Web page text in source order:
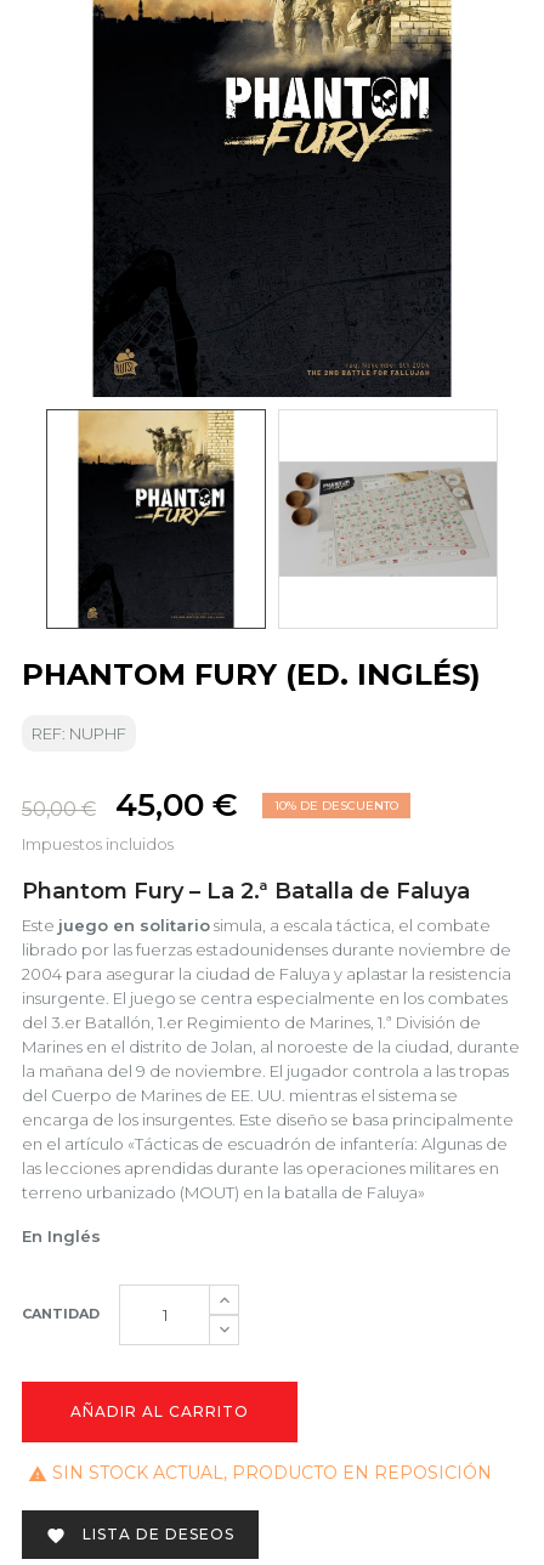
PHANTOM FURY (ED. INGLÉS)
REF: NUPHF
50,00 € 45,00 € 10% DE DESCUENTO
Impuestos incluidos
Phantom Fury – La 2.ª Batalla de Faluya
Este juego en solitariosimula, a escala táctica, el combate
librado por las fuerzas estadounidenses durante noviembre de
2004 para asegurar la ciudad de Faluya y aplastar la resistencia
insurgente. El juego se centra especialmente en los combates
del 3.er Batallón, 1.er Regimiento de Marines, 1.ª División de
Marines en el distrito de Jolan, al noroeste de la ciudad, durante
la mañana del 9 de noviembre. El jugador controla a las tropas
del Cuerpo de Marines de EE. UU. mientras el sistema se
encarga de los insurgentes. Este diseño se basa principalmente
en el artículo «Tácticas de escuadrón de infantería: Algunas de
las lecciones aprendidas durante las operaciones militares en
terreno urbanizado (MOUT) en la batalla de Faluya»
En Inglés
CANTIDAD
AÑADIR AL CARRITO
 SIN STOCK ACTUAL, PRODUCTO EN REPOSICIÓN
 LISTA DE DESEOS